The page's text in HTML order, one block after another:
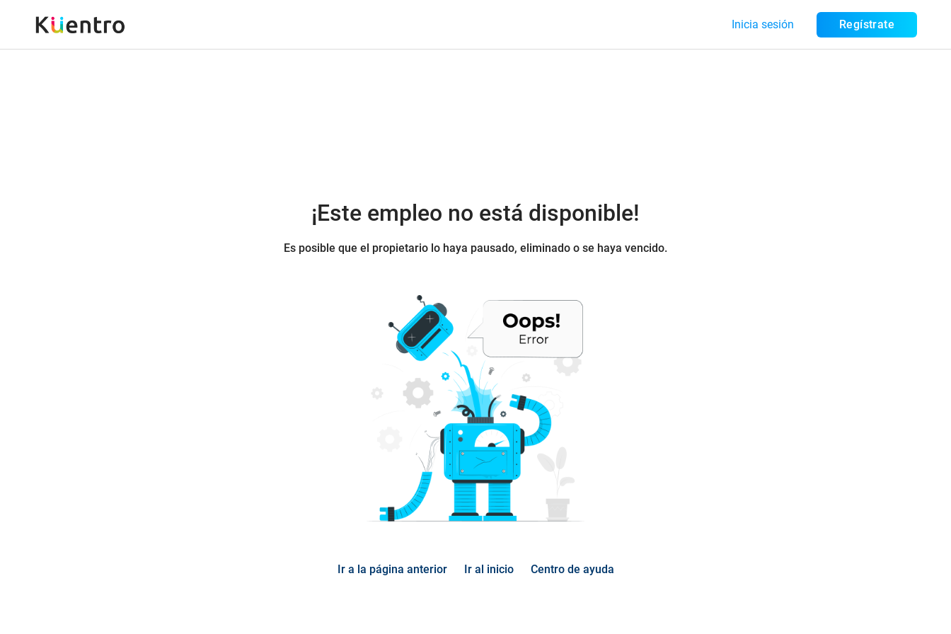
Inicia sesión Regístrate
¡Este empleo no está disponible!
Es posible que el propietario lo haya pausado, eliminado o se haya vencido.
Ir a la página anterior Ir al inicio Centro de ayuda